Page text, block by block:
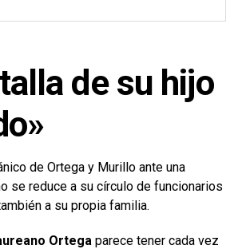
de su hijo
de Ortega y Murillo ante una
se reduce a su círculo de funcionarios
a su propia familia.
Ortega parece tener cada vez